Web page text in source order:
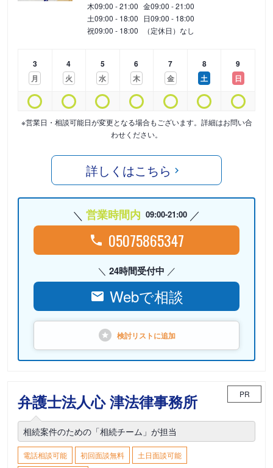
木09:00 - 21:00 金09:00 - 21:00
土09:00 - 18:00 日09:00 - 18:00
祝09:00 - 18:00 （定休日）なし
3
月
4
火
5
水
6
木
7
金
8
土
9
日
※営業日・相談可能日が変更となる場合もございます。詳細はお問い合
わせください。
詳しくはこちら
営業時間内 09:00-21:00
05075865347
24時間受付中
Webで相談
検討リストに追加
弁護士法人心 津法律事務所 PR
相続案件のための「相続チーム」が担当
電話相談可能 初回面談無料 土日面談可能